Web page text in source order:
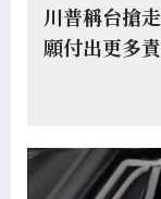
川普稱台搶
願付出更多